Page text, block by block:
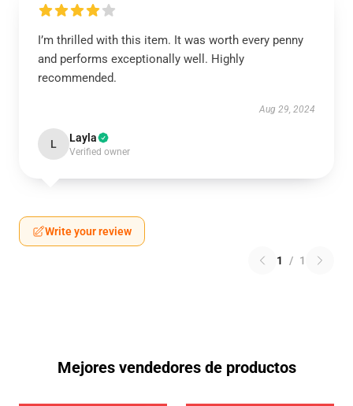
I’m thrilled with this item. It was worth every penny
and performs exceptionally well. Highly
recommended.
Aug 29, 2024
L Layla
Verified owner
Write your review
1 / 1
Mejores vendedores de productos